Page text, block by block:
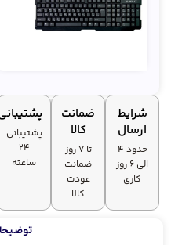
شرایط
ارسال
حدود 4
الی 6 روز
کاری
ضمانت
کالا
تا ۷ روز
ضمانت
عودت
کالا
پشتیبانی
۲۴
ساعته